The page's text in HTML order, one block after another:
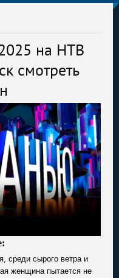
на НТВ
смотреть
среди сырого ветра и
женщина пытается не